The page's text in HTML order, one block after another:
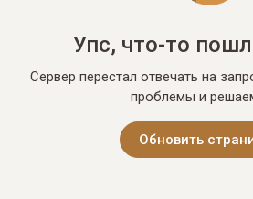
Упс, что-то
Сервер перестал отвечать на
проблемы и
Обновить